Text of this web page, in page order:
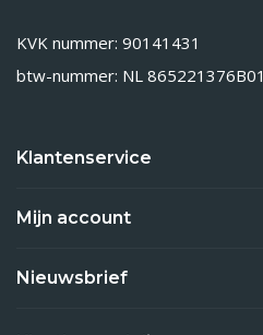
KVK nummer: 90141431
btw-nummer: NL 865221376B01
Klantenservice
Mijn account
Nieuwsbrief